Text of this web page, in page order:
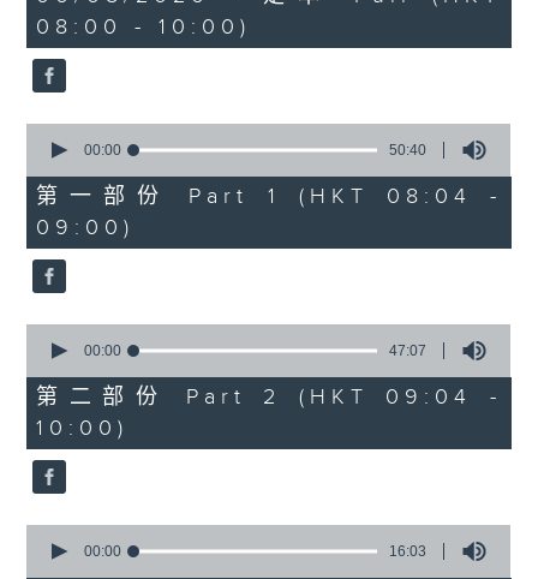
hour,
37
minutes,
37
seconds
08:00 - 10:00)
seconds
50
minutes,
40
seconds
00:00 50:40
第一部份 Part 1 (HKT 08:04 -
09:00)
seconds
47
minutes,
7
seconds
00:00 47:07
第二部份 Part 2 (HKT 09:04 -
10:00)
seconds
00:00 16:03